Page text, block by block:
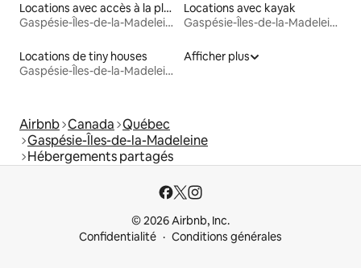
Locations avec accès à la plage
Gaspésie-Îles-de-la-Madeleine
Locations avec kayak
Gaspésie-Îles-de-la-Madeleine
Locations de tiny houses
Gaspésie-Îles-de-la-Madeleine
Afficher plus
Airbnb Canada Québec
Gaspésie-Îles-de-la-Madeleine
Hébergements partagés
© 2026 Airbnb, Inc.
Confidentialité
Conditions générales